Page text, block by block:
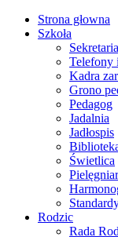
Strona głowna
Szkoła
Telefony
Kadra
Grono
Pedagog
Jadalnia
Jadłospis
Świetlica
Rodzic
Rada